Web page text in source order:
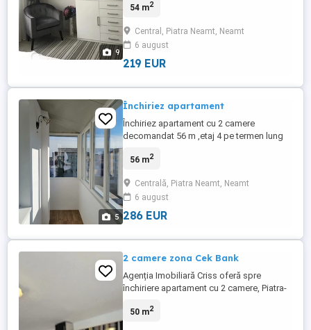
9
mutare nu o sa platiti primele 3 luni
pe 3 luni sa fiu sigur ca nu se pleaca dupa
o luna sau doua canapea extensibila,
centrala ...
54 m2
Central, Piatra Neamt, Neamt
6 august
219 EUR
5
Închiriez apartament
Închiriez apartament cu 2 camere
decomandat 56 m ,etaj 4 pe termen lung
garanție.
56 m2
Centrală, Piatra Neamt, Neamt
6 august
286 EUR
2 camere zona Cek Bank
Agenția Imobiliară Criss oferă spre
închiriere apartament cu 2 camere, Piatra-
centrala termica nouă, mobilat utilat
50 m2